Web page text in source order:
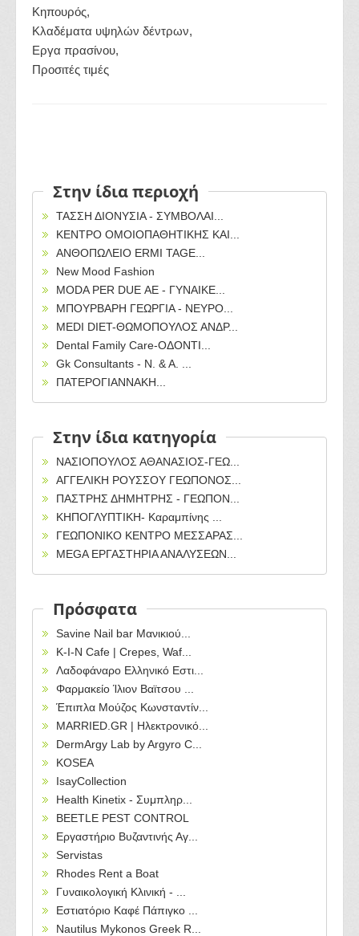
Κηπουρός,
Κλαδέματα υψηλών δέντρων,
Εργα πρασίνου,
Προσιτές τιμές
Στην ίδια περιοχή
ΤΑΣΣΗ ΔΙΟΝΥΣΙΑ - ΣΥΜΒΟΛΑΙ...
ΚΕΝΤΡΟ ΟΜΟΙΟΠΑΘΗΤΙΚΗΣ ΚΑΙ...
ΑΝΘΟΠΩΛΕΙΟ ERMI TAGE...
New Mood Fashion
MODA PER DUE ΑΕ - ΓΥΝΑΙΚΕ...
ΜΠΟΥΡΒΑΡΗ ΓΕΩΡΓΙΑ - ΝΕΥΡΟ...
MEDI DIET-ΘΩΜΟΠΟΥΛΟΣ ΑΝΔΡ...
Dental Family Care-ΟΔΟΝΤΙ...
Gk Consultants - Ν. & Α. ...
ΠΑΤΕΡΟΓΙΑΝΝΑΚΗ...
Στην ίδια κατηγορία
ΝΑΣΙΟΠΟΥΛΟΣ ΑΘΑΝΑΣΙΟΣ-ΓΕΩ...
AΓΓΕΛΙΚΗ ΡΟΥΣΣΟΥ ΓΕΩΠΟΝΟΣ...
ΠΑΣΤΡΗΣ ΔΗΜΗΤΡΗΣ - ΓΕΩΠΟΝ...
ΚΗΠΟΓΛΥΠΤΙΚΗ- Καραμπίνης ...
ΓΕΩΠΟΝΙΚΟ ΚΕΝΤΡΟ ΜΕΣΣΑΡΑΣ...
MEGA ΕΡΓΑΣΤΗΡΙΑ ΑΝΑΛΥΣΕΩΝ...
Πρόσφατα
Savine Nail bar Μανικιού...
Κ-Ι-Ν Cafe | Crepes, Waf...
Λαδοφάναρο Ελληνικό Εστι...
Φαρμακείο Ίλιον Βαϊτσου ...
Έπιπλα Μούζος Κωνσταντίν...
MARRIED.GR | Ηλεκτρονικό...
DermArgy Lab by Argyro C...
KOSEA
IsayCollection
Health Kinetix - Συμπληρ...
BEETLE PEST CONTROL
Εργαστήριο Βυζαντινής Αγ...
Servistas
Rhodes Rent a Boat
Γυναικολογική Κλινική - ...
Εστιατόριο Καφέ Πάπιγκο ...
Nautilus Mykonos Greek R...